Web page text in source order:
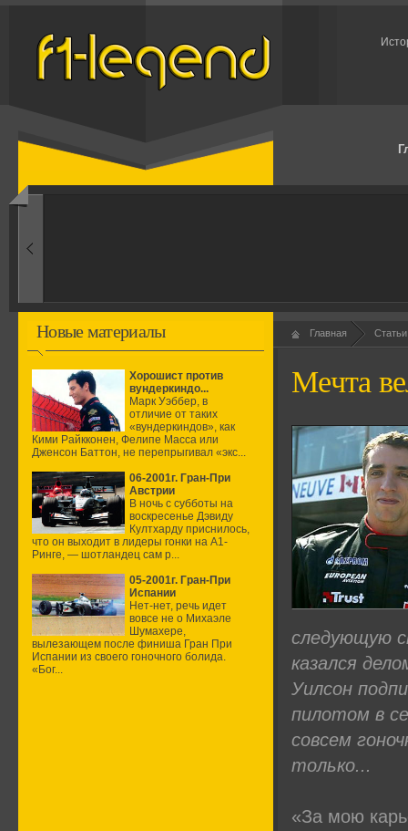
1960-ые
Новые материалы
Хорошист против
вундеркиндо...
Марк Уэббер, в
отличие от таких
«вундеркиндов», как
Кими Райкконен, Фелипе Масса или
Дженсон Баттон, не перепрыгивал «экс...
06-2001г. Гран-При
Австрии
В ночь с субботы на
воскресенье Дэвиду
Култхарду приснилось,
что он выходит в лидеры гонки на А1-
Ринге, — шотландец сам р...
05-2001г. Гран-При
Испании
Нет-нет, речь идет
вовсе не о Михаэле
Шумахере,
вылезающем после финиша Гран При
Испании из своего гоночного болида.
«Бог...
Главная
Мечта
следующую
казался
Уилсон
пилотом в
совсем
только...
«За мою